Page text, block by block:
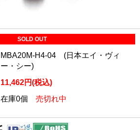
SOLD OUT
MBA20M-H4-04 (日本エイ・ヴィ
ー・シー)
11,462円(税込)
在庫0個 売切れ中